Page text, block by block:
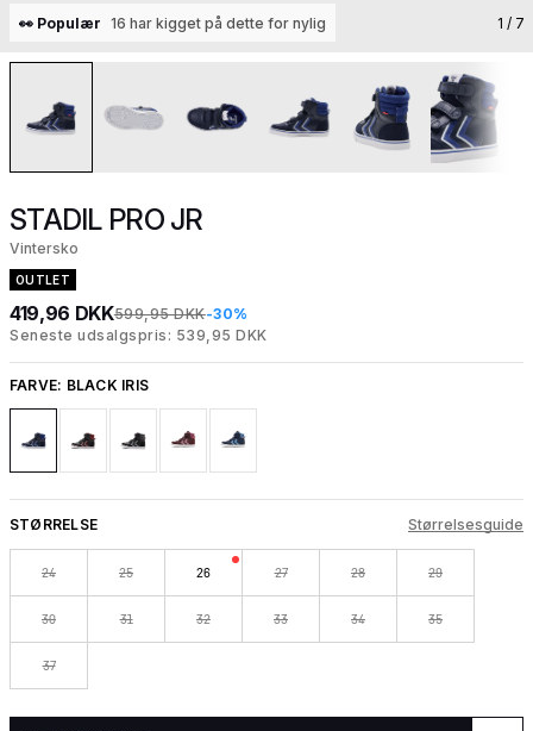
👀 Populær 16 har kigget på dette for nylig 1 / 7
STADIL PRO JR
Vintersko
OUTLET
419,96 DKK599,95 DKK-30%
Seneste udsalgspris: 539,95 DKK
FARVE: BLACK IRIS
STØRRELSE Størrelsesguide
24 25 26 27 28 29
30 31 32 33 34 35
37